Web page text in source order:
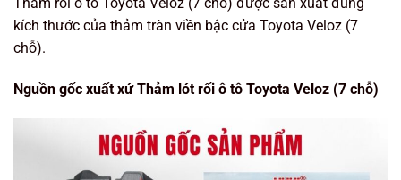
kích thước của thảm tràn viền bậc cửa Toyota Veloz (7
chỗ).
Nguồn gốc xuất xứ Thảm lót rối ô tô Toyota Veloz (7 chỗ)